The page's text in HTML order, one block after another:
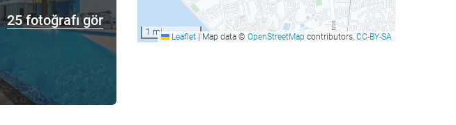
25 fotoğrafı gör
1 mi Leaflet |Map data ©OpenStreetMap contributors, CC-BY-SA